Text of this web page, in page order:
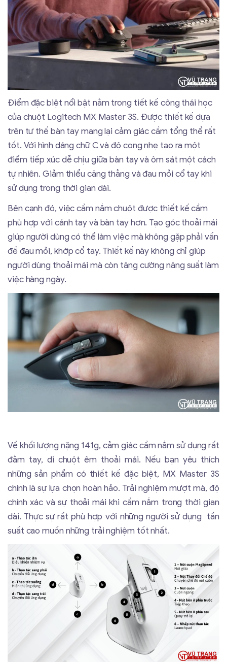
Điểm đặc biệt nổi bật nằm trong tiết kế công thái học
của chuột Logitech MX Master 3S. Được thiết kế dựa
trên tư thế bàn tay mang lại cảm giác cầm tổng thể rất
tốt. Với hình dáng chữ C và độ cong nhẹ tạo ra một
điểm tiếp xúc dễ chịu giữa bàn tay và ôm sát một cách
tự nhiên. Giảm thiểu căng thẳng và đau mỏi cổ tay khi
sử dụng trong thời gian dài.
Bên cạnh đó, việc cầm nắm chuột được thiết kế cầm
phù hợp với cánh tay và bàn tay hơn. Tạo góc thoải mái
giúp người dùng có thể làm việc mà không gặp phải vấn
đề đau mỏi, khớp cổ tay. Thiết kế này không chỉ giúp
người dùng thoải mái mà còn tăng cường năng suất làm
việc hàng ngày.
Về khối lượng nặng 141g, cảm giác cầm nắm sử dụng rất
đằm tay, di chuột êm thoải mái. Nếu bạn yêu thích
những sản phẩm có thiết kế đặc biệt, MX Master 3S
chính là sự lựa chọn hoàn hảo. Trải nghiệm mượt mà, độ
chính xác và sự thoải mái khi cầm nắm trong thời gian
dài. Thực sự rất phù hợp với những người sử dụng tần
suất cao muốn những trải nghiệm tốt nhất.